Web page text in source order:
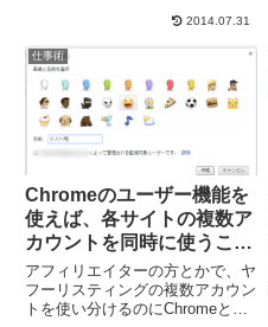
期目が決算を迎え、3期目に突入
したところです。個人事業主から
法人成りする理由のひとつに、個
人より信用力が高いというの...
2014.07.31
仕事術
Chromeのユーザー機能を
使えば、各サイトの複数ア
カウントを同時に使うこと
ができます。
アフィリエイターの方とかで、ヤ
フーリスティングの複数アカウン
トを使い分けるのにChromeと